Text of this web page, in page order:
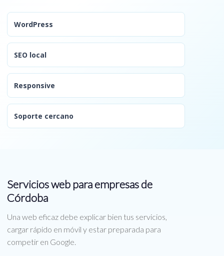
WordPress
SEO local
Responsive
Soporte cercano
Servicios web para empresas de
Córdoba
Una web eficaz debe explicar bien tus servicios,
cargar rápido en móvil y estar preparada para
competir en Google.